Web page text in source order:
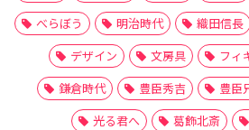
べらぼう
明治時代 織田信長
デザイン
文房具 フィ
鎌倉時代
豊臣秀吉 豊臣
光る君へ
葛飾北斎